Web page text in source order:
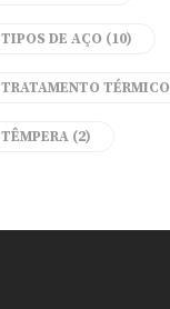
TIPOS DE AÇO (10)
TRATAMENTO TÉRMICO
TÊMPERA (2)